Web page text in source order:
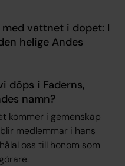
vattnet i dopet: I
helige Andes
döps i Faderns,
namn?
kommer i gemenskap
medlemmar i hans
oss till honom som